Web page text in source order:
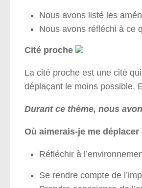
Nous avons listé les
Nous avons réfléchi à ce
Cité proche
La cité proche est une cité
déplaçant le moins possible.
Durant ce thème, nous
Où aimerais-je me
Réfléchir à
Se rendre compte de